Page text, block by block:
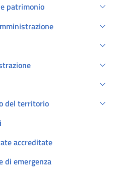
patrimonio
del territorio
accreditate
di emergenza